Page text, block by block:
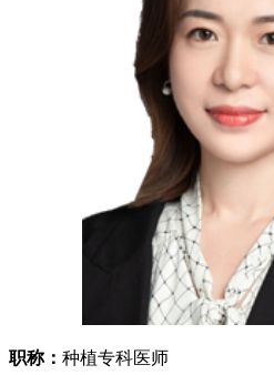
职称： 种植专科医师